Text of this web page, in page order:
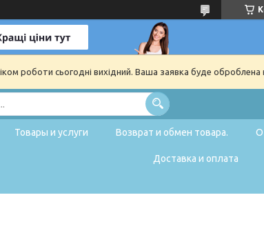
роботи сьогодні вихідний. Ваша заявка буде
Товары и услуги Возврат и обмен товара. О
Доставка и оплата